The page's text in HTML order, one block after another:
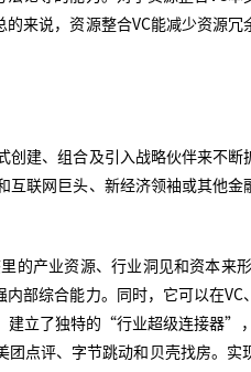
来说，资源整合VC能减少资源
建、组合及引入战略伙伴来不
联网巨头、新经济领袖或其他
的产业资源、行业洞见和资本
部综合能力。同时，它可以在
建立了独特的“行业超级连接器”
点评、字节跳动和贝壳找房。实